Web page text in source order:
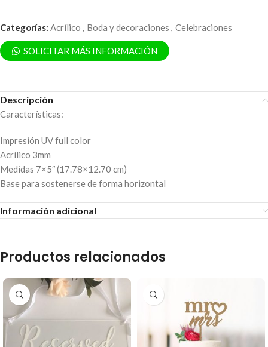
Categorías: Acrílico , Boda y decoraciones , Celebraciones
SOLICITAR MÁS INFORMACIÓN
Descripción
Características:
Impresión UV full color
Acrílico 3mm
Medidas 7×5″ (17.78×12.70 cm)
Base para sostenerse de forma horizontal
Información adicional
Productos relacionados